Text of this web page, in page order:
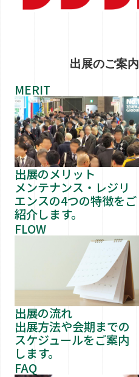
出展のご案内
MERIT
出展のメリット
メンテナンス・レジリ
エンスの4つの特徴をご
紹介します。
FLOW
出展の流れ
出展方法や会期までの
スケジュールをご案内
します。
FAQ